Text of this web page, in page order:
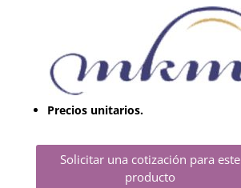
Precios unitarios.
Solicitar una cotización para este
producto